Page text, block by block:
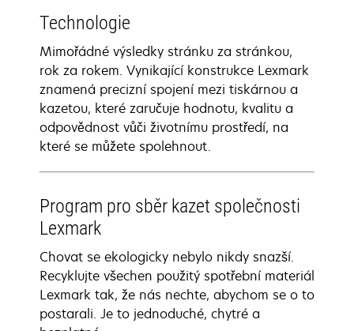
Technologie
Mimořádné výsledky stránku za stránkou,
rok za rokem. Vynikající konstrukce Lexmark
znamená precizní spojení mezi tiskárnou a
kazetou, které zaručuje hodnotu, kvalitu a
odpovědnost vůči životnímu prostředí, na
které se můžete spolehnout.
Program pro sběr kazet společnosti
Lexmark
Chovat se ekologicky nebylo nikdy snazší.
Recyklujte všechen použitý spotřební materiál
Lexmark tak, že nás nechte, abychom se o to
postarali. Je to jednoduché, chytré a